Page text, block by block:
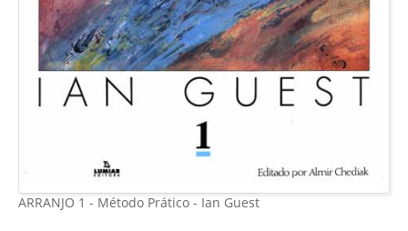
ARRANJO 1 - Método Prático - Ian Guest